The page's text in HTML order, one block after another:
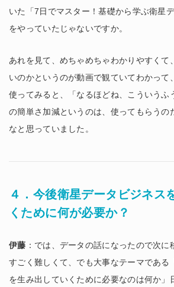
いた「7日でマスター！基礎から学ぶ衛星
をやっていたじゃないですか。
あれを見て、めちゃめちゃわかりやすくて
いのかというのが動画で観ていてわかって
使ってみると、「なるほどね、こういうふ
の簡単さ加減というのは、使ってもらうの
なと思っていました。
４．今後衛星データビジネス
くために何が必要か？
伊藤 ：では、データの話になったので次に
すごく難しくて、でも大事なテーマである
を生み出していくために必要なのは何か」